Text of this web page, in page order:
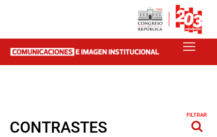
CONTRASTES
FILTRAR